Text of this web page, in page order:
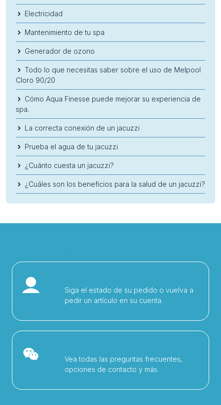
Electricidad
Mantenimiento de tu spa
Generador de ozono
Todo lo que necesitas saber sobre el uso de Melpool
Cloro 90/20
Cómo Aqua Finesse puede mejorar su experiencia de
spa.
La correcta conexión de un jacuzzi
Prueba el agua de tu jacuzzi
¿Cuánto cuesta un jacuzzi?
¿Cuáles son los beneficios para la salud de un jacuzzi?
Siga el estado de su pedido o vuelva a
pedir un artículo en su cuenta.
Vea todas las preguntas frecuentes,
opciones de contacto y más.